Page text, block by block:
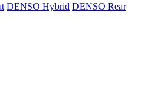
DENSO Hybrid DENSO Rear